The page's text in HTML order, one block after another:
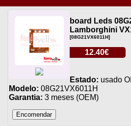
board Leds
Lamborghini
[08G21VX6011H]
12.40€
Estado: usado
Modelo: 08G21VX6011H
Garantia: 3 meses (OEM)